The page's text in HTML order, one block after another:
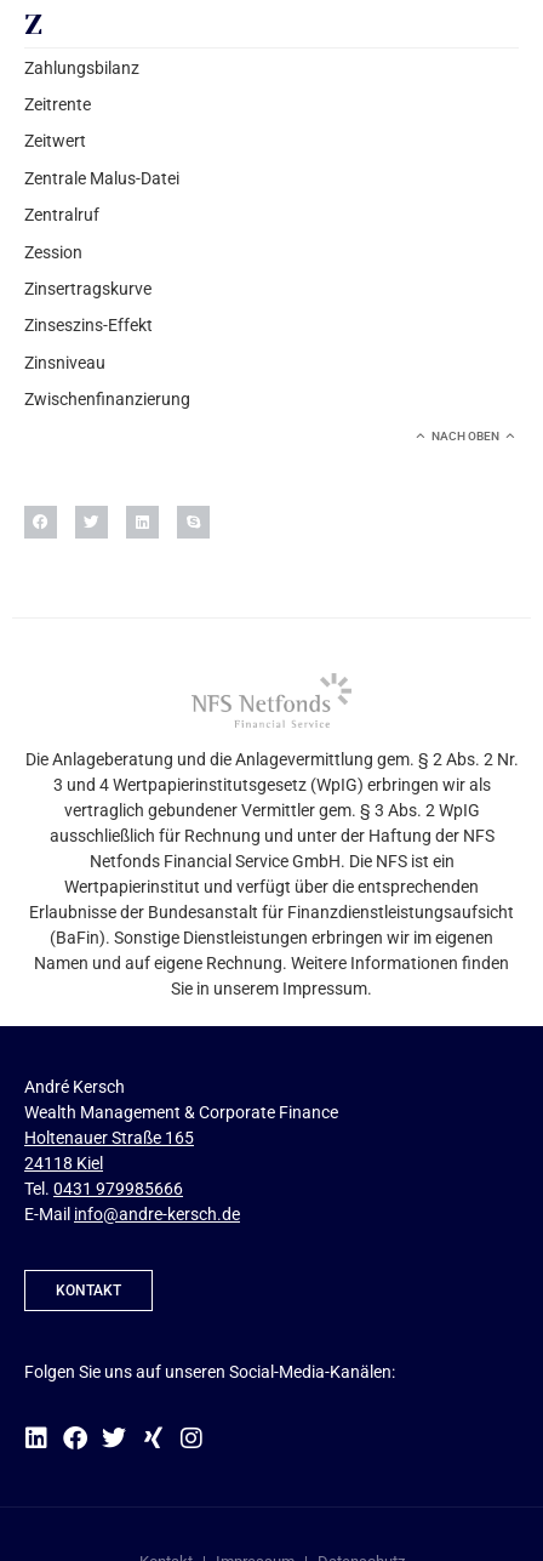
Z
Zahlungsbilanz
Zeitrente
Zeitwert
Zentrale Malus-Datei
Zentralruf
Zession
Zinsertragskurve
Zinseszins-Effekt
Zinsniveau
Zwischenfinanzierung
NACH OBEN
Die Anlageberatung und die Anlagevermittlung gem. § 2 Abs. 2 Nr.
3 und 4 Wertpapierinstitutsgesetz (WpIG) erbringen wir als
vertraglich gebundener Vermittler gem. § 3 Abs. 2 WpIG
ausschließlich für Rechnung und unter der Haftung der NFS
Netfonds Financial Service GmbH. Die NFS ist ein
Wertpapierinstitut und verfügt über die entsprechenden
Erlaubnisse der Bundesanstalt für Finanzdienstleistungsaufsicht
(BaFin). Sonstige Dienstleistungen erbringen wir im eigenen
Namen und auf eigene Rechnung. Weitere Informationen finden
Sie in unserem Impressum.
André Kersch
Wealth Management & Corporate Finance
Holtenauer Straße 165
24118 Kiel
Tel. 0431 979985666
E-Mail info@andre-kersch.de
KONTAKT
Folgen Sie uns auf unseren Social-Media-Kanälen: